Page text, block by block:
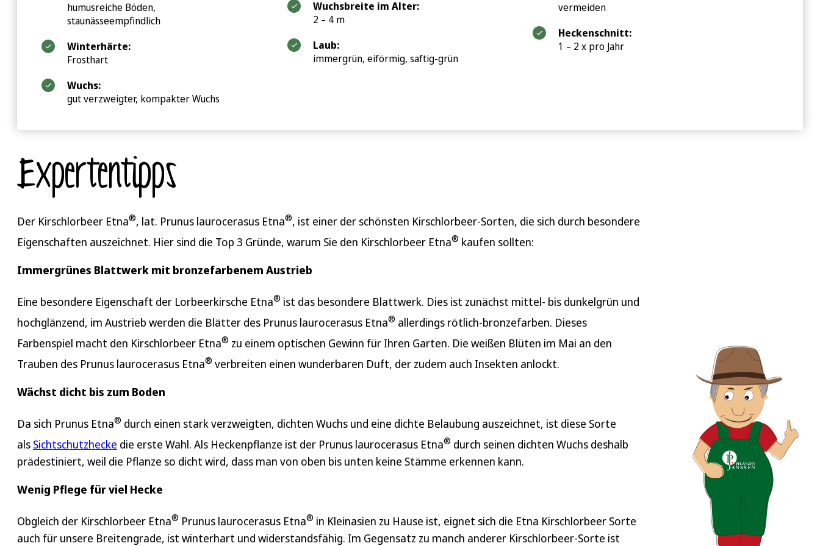
humusreiche Böden,
staunässeempfindlich
Winterhärte:
Frosthart
Wuchs:
gut verzweigter, kompakter Wuchs
Wuchsbreite im Alter:
2 – 4 m
Laub:
immergrün, eiförmig, saftig-grün
vermeiden
Heckenschnitt:
1 – 2 x pro Jahr
Expertentipps
Der Kirschlorbeer Etna®, lat. Prunus laurocerasus Etna®, ist einer der schönsten Kirschlorbeer-Sorten, die sich durch besondere
Eigenschaften auszeichnet. Hier sind die Top 3 Gründe, warum Sie den Kirschlorbeer Etna® kaufen sollten:
Immergrünes Blattwerk mit bronzefarbenem Austrieb
Eine besondere Eigenschaft der Lorbeerkirsche Etna® ist das besondere Blattwerk. Dies ist zunächst mittel- bis dunkelgrün und
hochglänzend, im Austrieb werden die Blätter des Prunus laurocerasus Etna® allerdings rötlich-bronzefarben. Dieses
Farbenspiel macht den Kirschlorbeer Etna® zu einem optischen Gewinn für Ihren Garten. Die weißen Blüten im Mai an den
Trauben des Prunus laurocerasus Etna® verbreiten einen wunderbaren Duft, der zudem auch Insekten anlockt.
Wächst dicht bis zum Boden
Da sich Prunus Etna® durch einen stark verzweigten, dichten Wuchs und eine dichte Belaubung auszeichnet, ist diese Sorte
als Sichtschutzhecke die erste Wahl. Als Heckenpflanze ist der Prunus laurocerasus Etna® durch seinen dichten Wuchs deshalb
prädestiniert, weil die Pflanze so dicht wird, dass man von oben bis unten keine Stämme erkennen kann.
Wenig Pflege für viel Hecke
Obgleich der Kirschlorbeer Etna® Prunus laurocerasus Etna® in Kleinasien zu Hause ist, eignet sich die Etna Kirschlorbeer Sorte
auch für unsere Breitengrade, ist winterhart und widerstandsfähig. Im Gegensatz zu manch anderer Kirschlorbeer-Sorte ist